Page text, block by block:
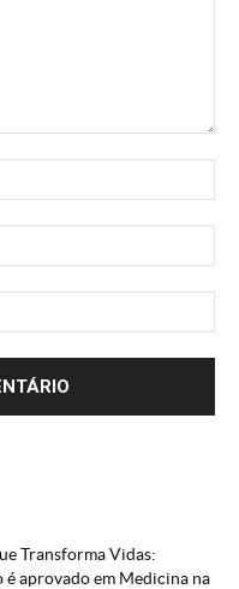
Transforma Vidas:
é aprovado em Medicina na